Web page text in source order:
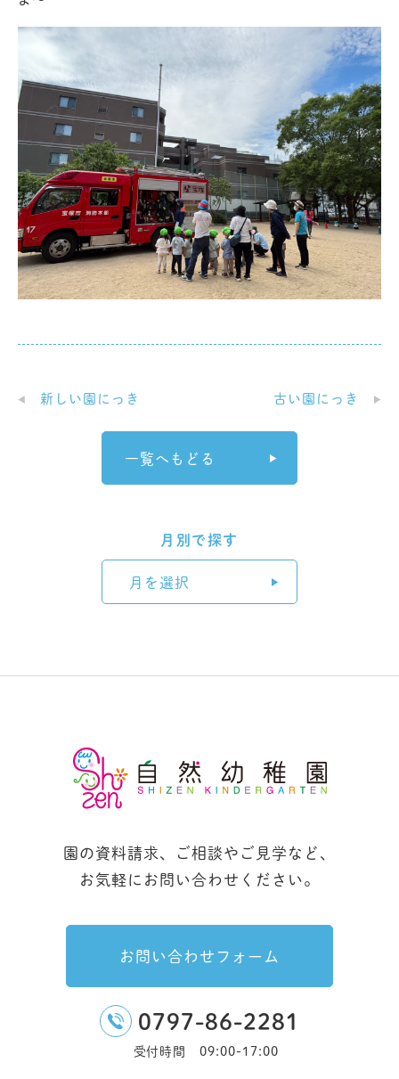
新しい園にっき
一覧へもどる
古い園にっき
月別で探す
月を選択
園の資料請求、ご相談やご見学など、
お気軽にお問い合わせください。
お問い合わせフォーム
0797-86-2281
受付時間 09:00-17:00